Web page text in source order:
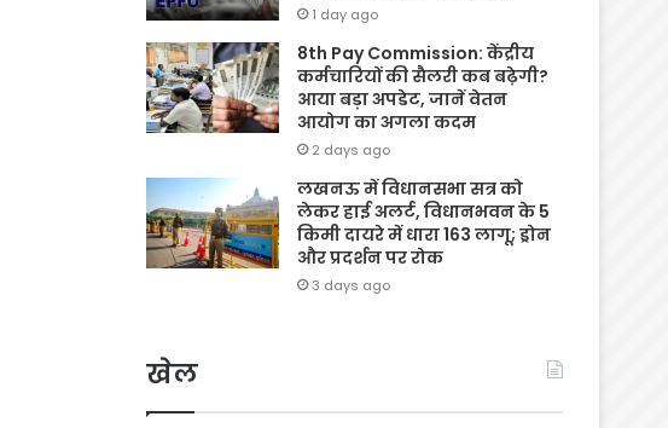
1 day ago
8th Pay Commission: केंद्रीय
कर्मचारियों की सैलरी कब बढ़ेगी?
आया बड़ा अपडेट, जानें वेतन
आयोग का अगला कदम
2 days ago
लखनऊ में विधानसभा सत्र को
लेकर हाई अलर्ट, विधानभवन के 5
किमी दायरे में धारा 163 लागू; ड्रोन
और प्रदर्शन पर रोक
3 days ago
खेल